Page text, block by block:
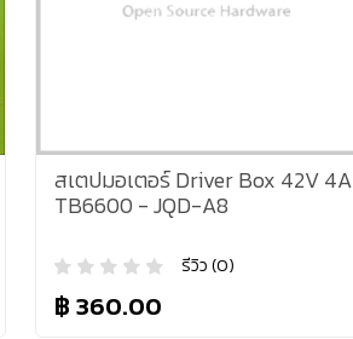
สเตปมอเตอร์ Driver Box 42V 4A
TB6600 - JQD-A8
รีวิว (0)
฿ 360.00